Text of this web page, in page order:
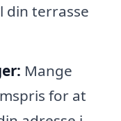
din terrasse
Mange
for at